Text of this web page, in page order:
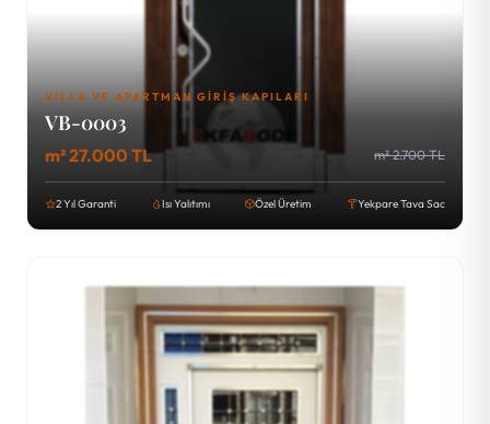
VILLA VE APARTMAN GIRIŞ KAPILARI
VB-0003
m² 27.000 TL m² 2.700 TL
2 Yıl Garanti Isı Yalıtımı Özel Üretim Yekpare Tava Sac